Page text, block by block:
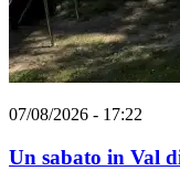
07/08/2026 - 17:22
Un sabato in Val